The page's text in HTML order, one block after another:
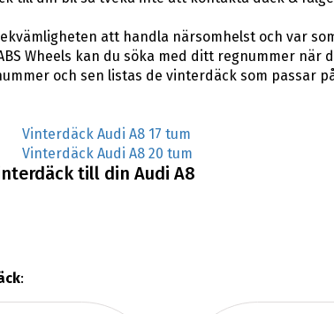
att handla närsomhelst och var
Wheels kan du söka med ditt regnummer när
och sen listas de vinterdäck som passar
Vinterdäck Audi A8 17 tum
Vinterdäck Audi A8 20 tum
till din Audi A8
: